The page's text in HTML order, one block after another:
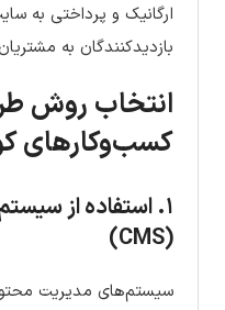
ارگانیک و پرداختی به
بازدیدکنندگان به
انتخاب روش
کسب‌وکارهای
۱. استفاده از
(CMS)
سیستم‌های مدیریت